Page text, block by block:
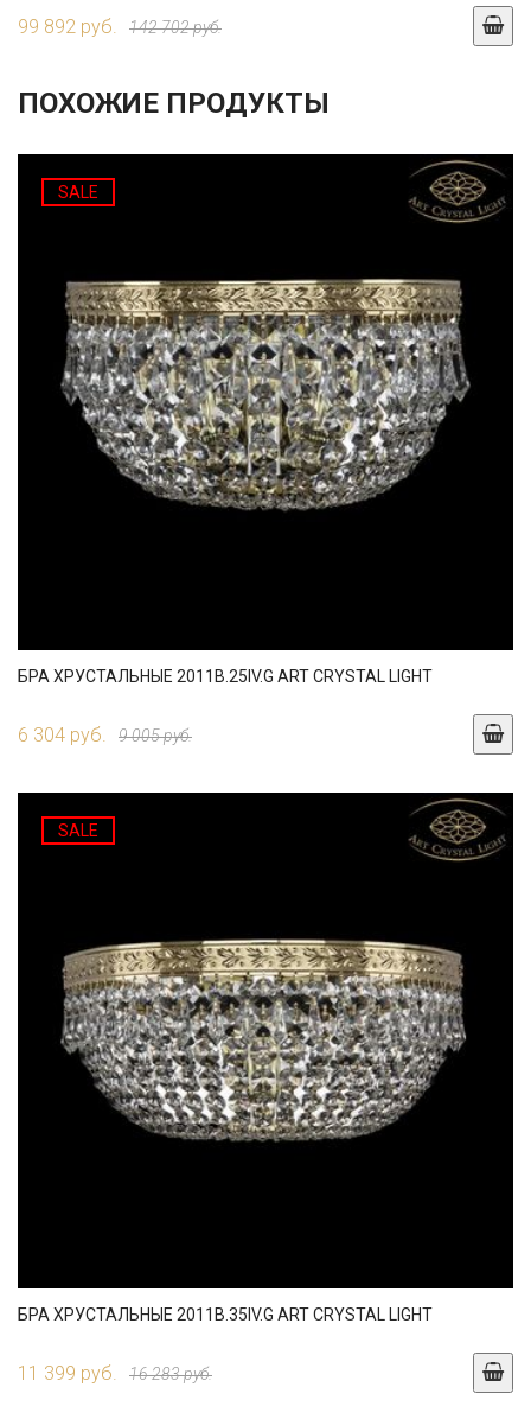
99 892 руб. 142 702 руб.
ПОХОЖИЕ ПРОДУКТЫ
SALE
БРА ХРУСТАЛЬНЫЕ 2011B.25IV.G ART CRYSTAL LIGHT
6 304 руб. 9 005 руб.
SALE
БРА ХРУСТАЛЬНЫЕ 2011B.35IV.G ART CRYSTAL LIGHT
11 399 руб. 16 283 руб.